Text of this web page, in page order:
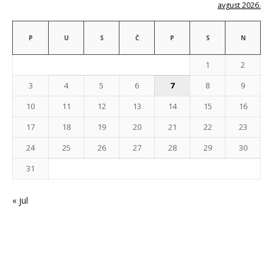
avgust 2026.
P U S Č P S N
1
2
3
4 5 6 7 8
9
10
11 12 13 14 15
16
17
18 19 20 21 22
23
24
25 26 27 28 29
30
31
« jul